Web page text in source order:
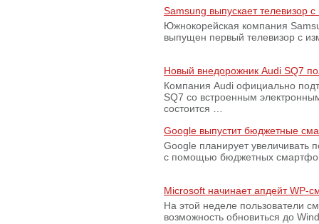
Samsung выпускает телевизор
Южнокорейская компания
выпущен первый телевизор с
Новый внедорожник Audi SQ7
Компания Audi официально
SQ7 со встроенным
состоится …
Google выпустит бюджетные
Google планирует увеличивать
с помощью бюджетных
Microsoft начинает апдейт WP-
На этой неделе пользователи
возможность обновиться до